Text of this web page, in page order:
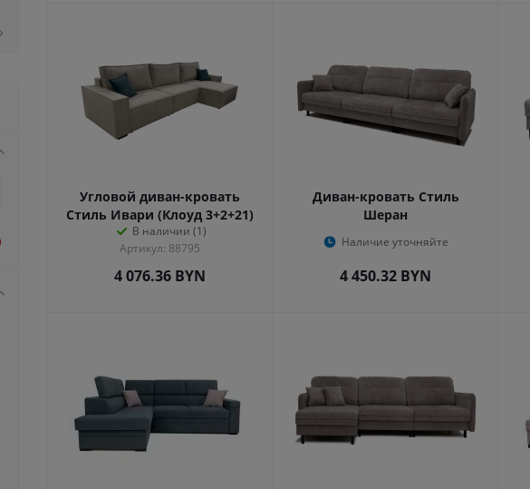
Угловой диван-кровать
Стиль Ивари (Клоуд 3+2+21)
В наличии (1)
Артикул: 88795
4 076.36 BYN
Диван-кровать Стиль
Шеран
Наличие уточняйте
4 450.32 BYN